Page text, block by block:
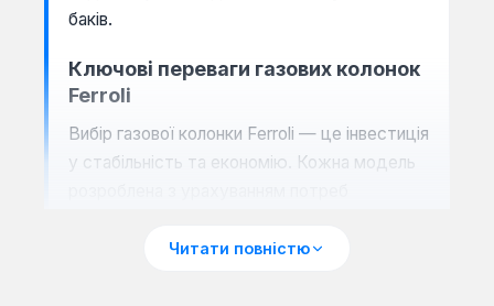
баків.
Ключові переваги газових колонок
Ferroli
Вибір газової колонки Ferroli — це інвестиція
у стабільність та економію. Кожна модель
поєднання функціональності та зручності.
Читати повністю